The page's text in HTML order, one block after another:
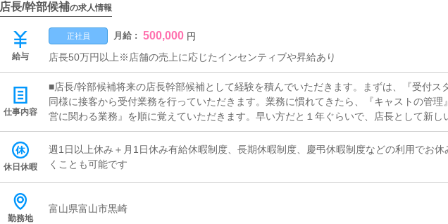
店長/幹部候補の求人情報
給与
正社員 月給 : 500,000 円
店長50万円以上※店舗の売上に応じたインセンティブや昇給あり
仕事内容
■店長/幹部候補将来の店長幹部候補として経験を積んでいただきます。まずは、『受付ス
同様に接客から受付業務を行っていただきます。業務に慣れてきたら、『キャストの管理
営に関わる業務』を順に覚えていただきます。早い方だと１年ぐらいで、店長として新し
運営をお任せします。■対面接客・受付業務お客様からのお問合せや来店されたお客様の
ていただきます。予約の確認や、会計作業、注意事項の喚起などをお願いします。簡単な
ルや、先輩スタッフに付いて業務内容を見ながら徐々に覚えていただきますので、未経験
上UPに繋がる施策の提案を行っていただきます。■キャスト管理お店で働いていただいて
休日休暇
週1日以上休み＋月1日休み有給休暇制度、長期休暇制度、慶弔休暇制度などの利用でお休
くことも可能です
勤務地
富山県富山市黒崎